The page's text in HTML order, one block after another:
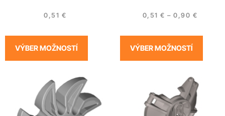
0,51 €
VÝBER MOŽNOSTÍ
0,51€ – 0,90 €
VÝBER MOŽNOSTÍ